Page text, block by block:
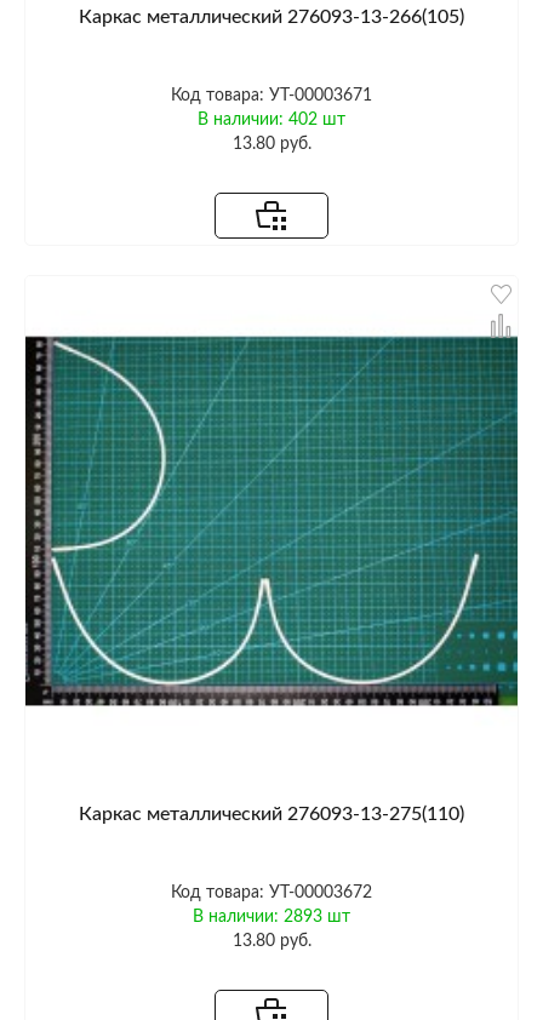
Каркас металлический 276093-13-266(105)
Код товара: УТ-00003671
В наличии: 402 шт
13.80 руб.
Каркас металлический 276093-13-275(110)
Код товара: УТ-00003672
В наличии: 2893 шт
13.80 руб.